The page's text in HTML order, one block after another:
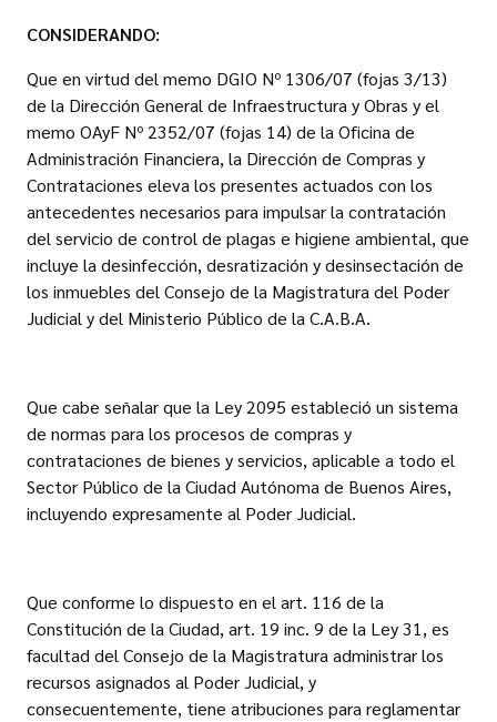
CONSIDERANDO:
Que en virtud del memo DGIO Nº 1306/07 (fojas 3/13)
de la Dirección General de Infraestructura y Obras y el
memo OAyF Nº 2352/07 (fojas 14) de la Oficina de
Administración Financiera, la Dirección de Compras y
Contrataciones eleva los presentes actuados con los
antecedentes necesarios para impulsar la contratación
del servicio de control de plagas e higiene ambiental, que
incluye la desinfección, desratización y desinsectación de
los inmuebles del Consejo de la Magistratura del Poder
Judicial y del Ministerio Público de la C.A.B.A.
Que cabe señalar que la Ley 2095 estableció un sistema
de normas para los procesos de compras y
contrataciones de bienes y servicios, aplicable a todo el
Sector Público de la Ciudad Autónoma de Buenos Aires,
incluyendo expresamente al Poder Judicial.
Que conforme lo dispuesto en el art. 116 de la
Constitución de la Ciudad, art. 19 inc. 9 de la Ley 31, es
facultad del Consejo de la Magistratura administrar los
recursos asignados al Poder Judicial, y
consecuentemente, tiene atribuciones para reglamentar